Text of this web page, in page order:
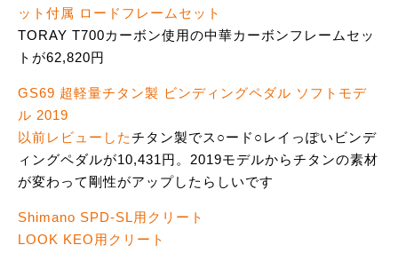
ット付属 ロードフレームセット
TORAY T700カーボン使用の中華カーボンフレームセッ
トが62,820円
GS69 超軽量チタン製 ビンディングペダル ソフトモデ
ル 2019
以前レビューしたチタン製でス○ード○レイっぽいビンデ
ィングペダルが10,431円。2019モデルからチタンの素材
が変わって剛性がアップしたらしいです
Shimano SPD-SL用クリート
LOOK KEO用クリート